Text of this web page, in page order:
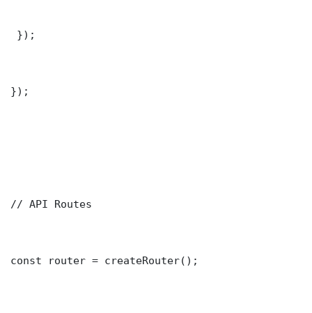
});
});
// API Routes
const router = createRouter();